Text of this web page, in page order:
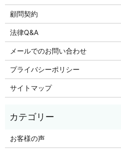
顧問契約
法律Q&A
メールでのお問い合わせ
プライバシーポリシー
サイトマップ
お客様の声